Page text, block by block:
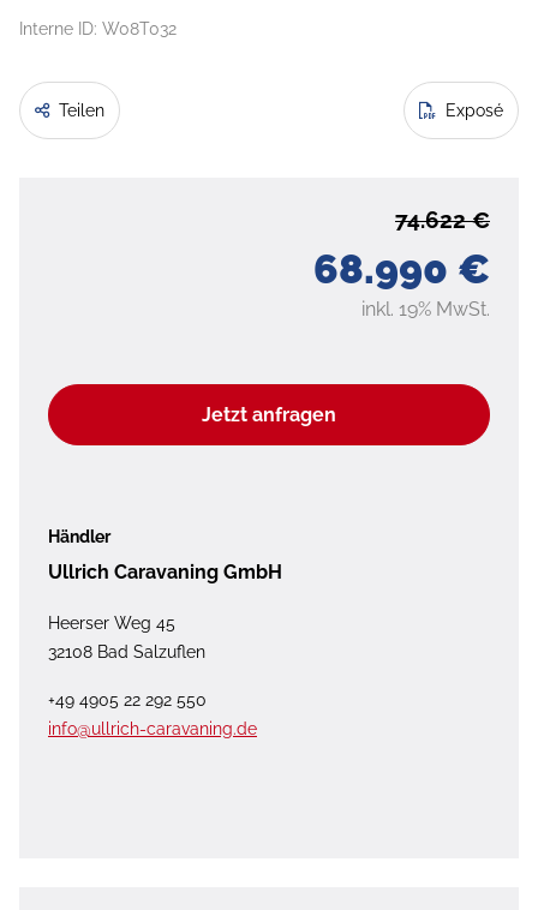
Interne ID: W08T032
Teilen Exposé
68.990 €
74.622 €
inkl. 19% MwSt.
Jetzt anfragen
Händler
Ullrich Caravaning GmbH
Heerser Weg 45
32108 Bad Salzuflen
+49 4905 22 292 550
info@ullrich-caravaning.de